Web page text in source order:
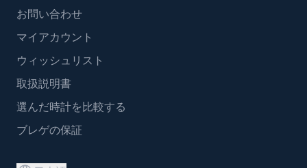
お問い合わせ
マイアカウント
ウィッシュリスト
取扱説明書
選んだ時計を比較する
ブレゲの保証